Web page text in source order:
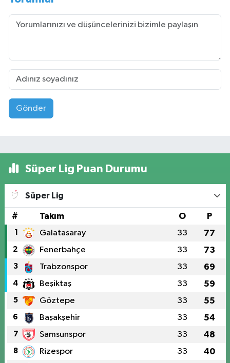
Gönder
Süper Lig Puan Durumu
Süper Lig
# Takım O P
1 Galatasaray 33 77
2 Fenerbahçe 33 73
3 Trabzonspor 33 69
4 Beşiktaş 33 59
5 Göztepe 33 55
6 Başakşehir 33 54
7 Samsunspor 33 48
8 Rizespor 33 40